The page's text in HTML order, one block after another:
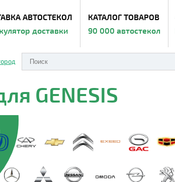
АВТОСТЕКОЛ
доставки
КАТАЛОГ ТОВАРОВ
90 000 автостекол
GENESIS